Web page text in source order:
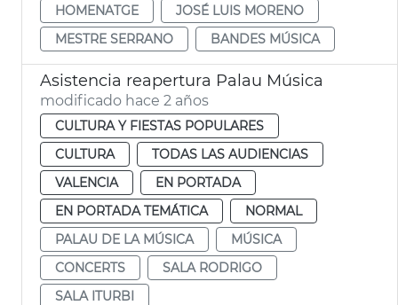
HOMENATGE
JOSÉ LUIS MORENO
MESTRE SERRANO
BANDES MÚSICA
Asistencia reapertura Palau Música
modificado hace 2 años
CULTURA Y FIESTAS POPULARES
CULTURA
TODAS LAS AUDIENCIAS
VALENCIA
EN PORTADA
EN PORTADA TEMÁTICA
NORMAL
PALAU DE LA MÚSICA
MÚSICA
CONCERTS
SALA RODRIGO
SALA ITURBI